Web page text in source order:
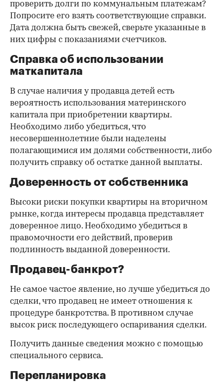
проверить долги по коммунальным платежам?
Попросите его взять соответствующие справки.
Дата должна быть свежей, сверьте указанные в
них цифры с показаниями счетчиков.
Справка об использовании
маткапитала
В случае наличия у продавца детей есть
вероятность использования материнского
капитала при приобретении квартиры.
Необходимо либо убедиться, что
несовершеннолетние были наделены
полагающимися им долями собственности, либо
получить справку об остатке данной выплаты.
Доверенность от собственника
Высоки риски покупки квартиры на вторичном
рынке, когда интересы продавца представляет
доверенное лицо. Необходимо убедиться в
правомочности его действий, проверив
подлинность выданной доверенности.
Продавец-банкрот?
Не самое частое явление, но лучше убедиться до
сделки, что продавец не имеет отношения к
процедуре банкротства. В противном случае
высок риск последующего оспаривания сделки.
Получить данные сведения можно с помощью
специального сервиса.
Перепланировка